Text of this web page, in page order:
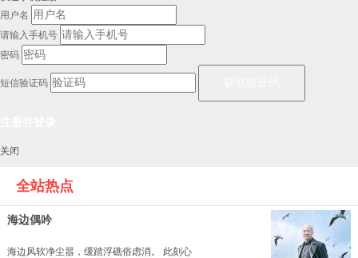
用户名
请输入手机号
密码
短信验证码
关闭
全站热点
海边偶吟
海边风软净尘嚣，缓踏浮礁俗虑消。 此刻心